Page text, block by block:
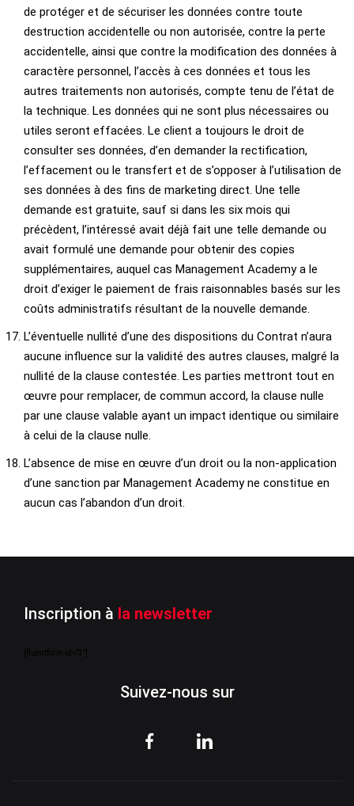
de protéger et de sécuriser les données contre toute
destruction accidentelle ou non autorisée, contre la perte
accidentelle, ainsi que contre la modification des données à
caractère personnel, l’accès à ces données et tous les
autres traitements non autorisés, compte tenu de l’état de
la technique. Les données qui ne sont plus nécessaires ou
utiles seront effacées. Le client a toujours le droit de
consulter ses données, d’en demander la rectification,
l’effacement ou le transfert et de s’opposer à l’utilisation de
ses données à des fins de marketing direct. Une telle
demande est gratuite, sauf si dans les six mois qui
précèdent, l’intéressé avait déjà fait une telle demande ou
avait formulé une demande pour obtenir des copies
supplémentaires, auquel cas Management Academy a le
droit d’exiger le paiement de frais raisonnables basés sur les
coûts administratifs résultant de la nouvelle demande.
L’éventuelle nullité d’une des dispositions du Contrat n’aura
aucune influence sur la validité des autres clauses, malgré la
nullité de la clause contestée. Les parties mettront tout en
œuvre pour remplacer, de commun accord, la clause nulle
par une clause valable ayant un impact identique ou similaire
à celui de la clause nulle.
L’absence de mise en œuvre d’un droit ou la non-application
d’une sanction par Management Academy ne constitue en
aucun cas l’abandon d’un droit.
Inscription à la newsletter
Suivez-nous sur